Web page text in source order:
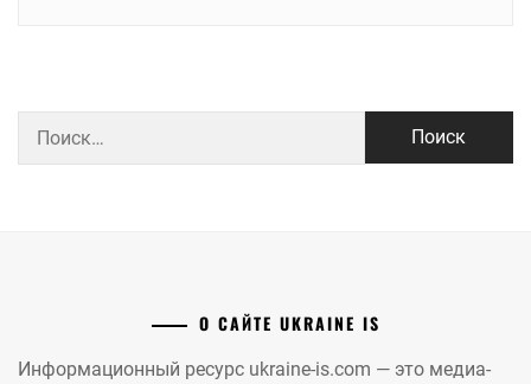
О САЙТЕ UKRAINE IS
Информационный ресурс ukraine-is.com — это медиа-